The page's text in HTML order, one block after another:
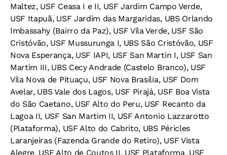
Maltez, USF Ceasa I e II, USF Jardim Campo Verde,
USF Itapuã, USF Jardim das Margaridas, UBS Orlando
Imbassahy (Bairro da Paz), USF Vila Verde, USF São
Cristóvão, USF Mussurunga I, UBS São Cristóvão, USF
Nova Esperança, USF IAPI, USF San Martin I, USF San
Martim III, UBS Cecy Andrade (Castelo Branco), USF
Vila Nova de Pituaçu, USF Nova Brasília, USF Dom
Avelar, UBS Vale dos Lagos, USF Pirajá, USF Boa Vista
do São Caetano, USF Alto do Peru, USF Recanto da
Lagoa II, USF San Martim II, USF Antonio Lazzarotto
(Plataforma), USF Alto do Cabrito, UBS Péricles
Laranjeiras (Fazenda Grande do Retiro), USF Vista
Alegre, USF Alto de Coutos II, USF Plataforma, USF